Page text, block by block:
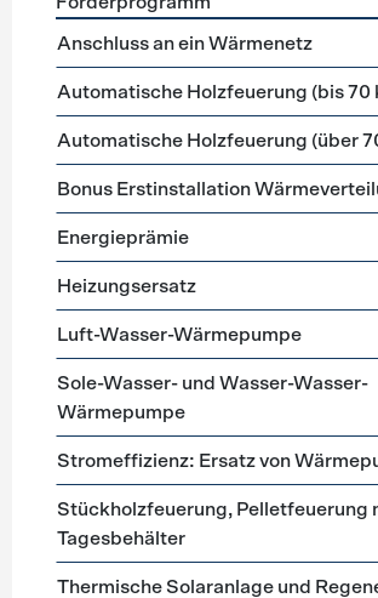
Förderprogramme Heizung
Anschluss an ein Wärmenetz
Automatische Holzfeuerung (bis 70
Automatische Holzfeuerung (über
Bonus Erstinstallation
Energieprämie
Heizungsersatz
Luft-Wasser-Wärmepumpe
Sole-Wasser- und Wasser-Wasser-
Wärmepumpe
Stromeffizienz: Ersatz von
Stückholzfeuerung, Pelletfeuerung
Tagesbehälter
Thermische Solaranlage und